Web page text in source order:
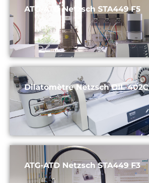
ATG-ATD Netzsch STA449 F5
Dilatomètre Netzsch DIL 402C
ATG-ATD Netzsch STA449 F3